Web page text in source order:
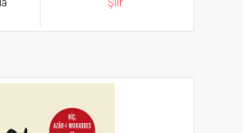
Şiir